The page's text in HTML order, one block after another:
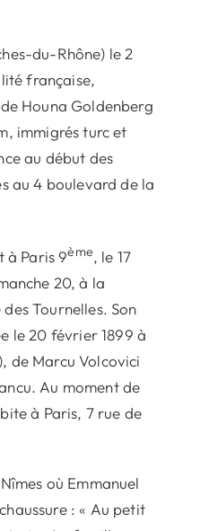
du-Rhône) le 2
française,
Houna Goldenberg
immigrés turc et
au début des
au 4 boulevard de la
à Paris 9ème, le 17
20, à la
Tournelles. Son
le 20 février 1899 à
de Marcu Volcovici
Au moment de
à Paris, 7 rue de
où Emmanuel
: « Au petit